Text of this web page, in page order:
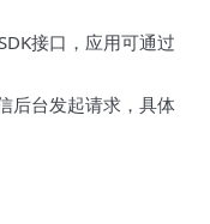
接口，应用可通过
后台发起请求，具体